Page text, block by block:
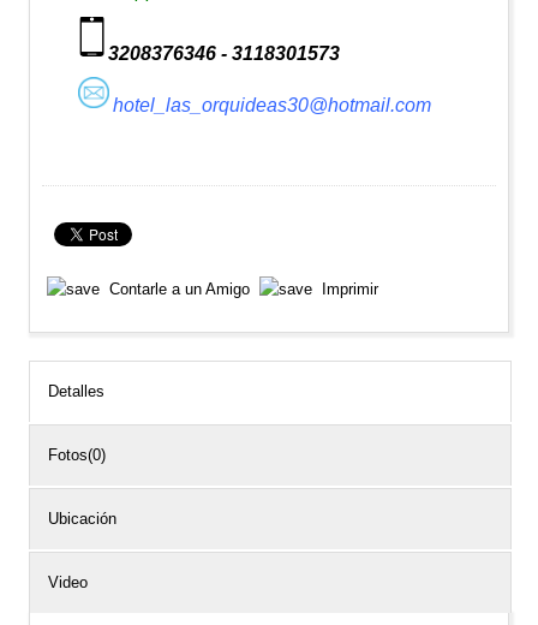
3208376346 - 3118301573
hotel_las_orquideas30@hotmail.com
Contarle a un Amigo Imprimir
Detalles
Fotos(0)
Ubicación
Video